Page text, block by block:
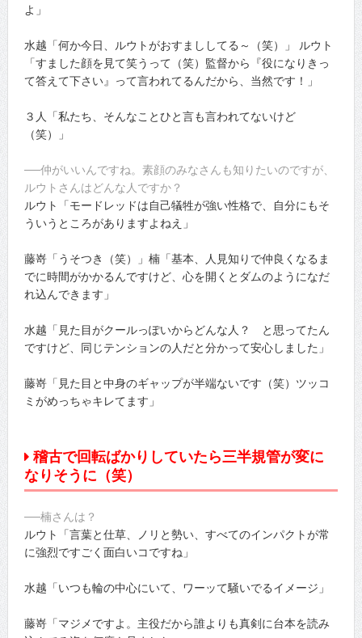
よ」
水越「何か今日、ルウトがおすまししてる～（笑）」 ルウト
「すました顔を見て笑うって（笑）監督から『役になりきっ
て答えて下さい』って言われてるんだから、当然です！」
３人「私たち、そんなことひと言も言われてないけど
（笑）」
──仲がいいんですね。素顔のみなさんも知りたいのですが、
ルウトさんはどんな人ですか？
ルウト「モードレッドは自己犠牲が強い性格で、自分にもそ
ういうところがありますよねえ」
藤嵜「うそつき（笑）」楠「基本、人見知りで仲良くなるま
でに時間がかかるんですけど、心を開くとダムのようになだ
れ込んできます」
水越「見た目がクールっぽいからどんな人？ と思ってたん
ですけど、同じテンションの人だと分かって安心しました」
藤嵜「見た目と中身のギャップが半端ないです（笑）ツッコ
ミがめっちゃキレてます」
稽古で回転ばかりしていたら三半規管が変に
なりそうに（笑）
──楠さんは？
ルウト「言葉と仕草、ノリと勢い、すべてのインパクトが常
に強烈ですごく面白いコですね」
水越「いつも輪の中心にいて、ワーッて騒いでるイメージ」
藤嵜「マジメですよ。主役だから誰よりも真剣に台本を読み